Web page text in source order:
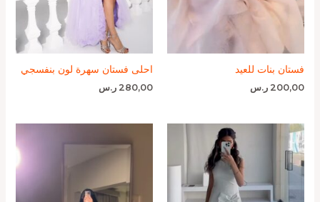
فستان بنات للعيد
200,00 ر.س
احلى فستان سهرة لون بنفسجي
280,00 ر.س